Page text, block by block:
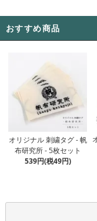
おすすめ商品
オリジナル 刺繍タグ - 帆
布研究所 - 5枚セット
539円(税49円)